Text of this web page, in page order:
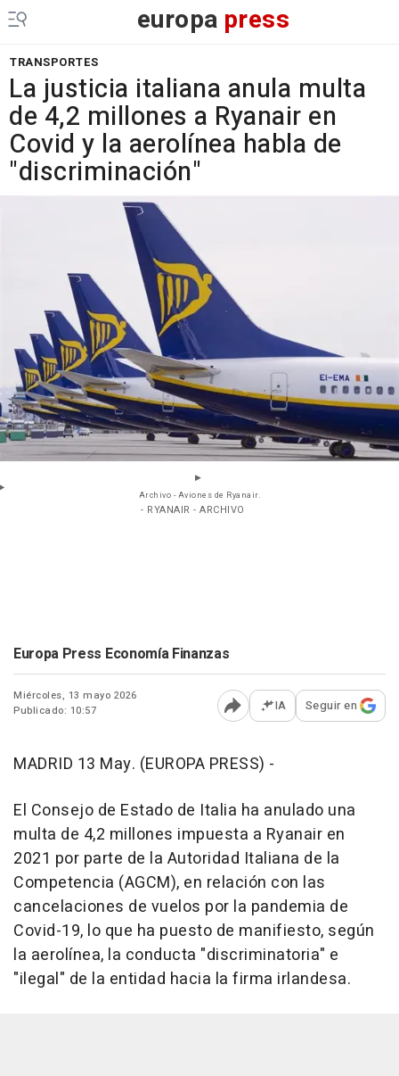
europa press
TRANSPORTES
La justicia italiana anula multa
de 4,2 millones a Ryanair en
Covid y la aerolínea habla de
"discriminación"
Archivo - Aviones de Ryanair.
- RYANAIR - ARCHIVO
Europa Press Economía Finanzas
Miércoles, 13 mayo 2026
Publicado: 10:57
Abrir opciones para
IA Seguir en
MADRID 13 May. (EUROPA PRESS) -
El Consejo de Estado de Italia ha anulado una
multa de 4,2 millones impuesta a Ryanair en
2021 por parte de la Autoridad Italiana de la
Competencia (AGCM), en relación con las
cancelaciones de vuelos por la pandemia de
Covid-19, lo que ha puesto de manifiesto, según
la aerolínea, la conducta "discriminatoria" e
"ilegal" de la entidad hacia la firma irlandesa.